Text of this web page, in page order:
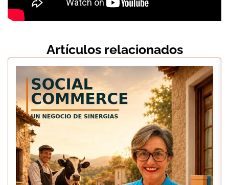
Artículos relacionados